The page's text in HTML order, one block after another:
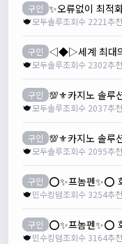
구인
모두솔루조회수 2221추
구인
모두솔루조회수 2302추
구인
모두솔루조회수 2037추
구인
모두솔루조회수 2095추
구인 ⭕️✨프놈펜✨⭕️
민수킹덤조회수 3254추
구인 ⭕️✨프놈펜✨⭕️
민수킹덤조회수 3164추